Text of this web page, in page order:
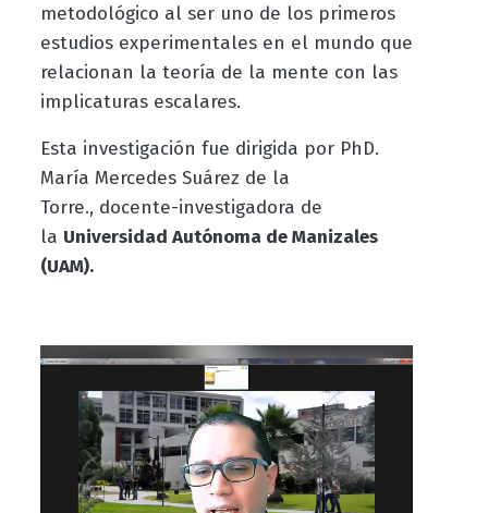
metodológico al ser uno de los primeros
estudios experimentales en el mundo que
relacionan la teoría de la mente con las
implicaturas escalares.
Esta investigación fue dirigida por PhD.
María Mercedes Suárez de la
Torre., docente-investigadora de
la Universidad Autónoma de Manizales
(UAM).